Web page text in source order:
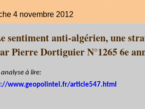
4 novembre 2012
sentiment anti-algérien, une
Pierre Dortiguier N°1265 6e
à lire:
www.geopolintel.fr/article547.html